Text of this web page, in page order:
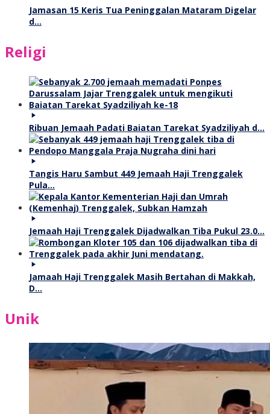
Jamasan 15 Keris Tua Peninggalan Mataram Digelar
d…
Religi
Ribuan Jemaah Padati Baiatan Tarekat Syadziliyah d…
Tangis Haru Sambut 449 Jemaah Haji Trenggalek
Pula…
Jemaah Haji Trenggalek Dijadwalkan Tiba Pukul 23.0…
Jamaah Haji Trenggalek Masih Bertahan di Makkah,
D…
Unik